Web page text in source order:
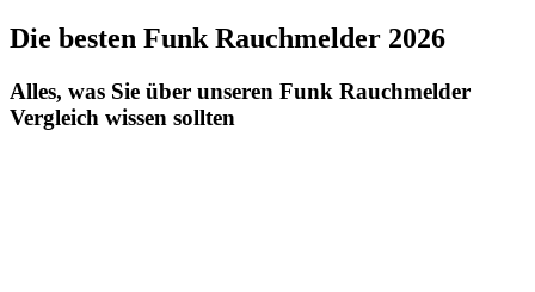
Die besten Funk Rauchmelder 2026
Alles, was Sie über unseren Funk Rauchmelder
Vergleich wissen sollten